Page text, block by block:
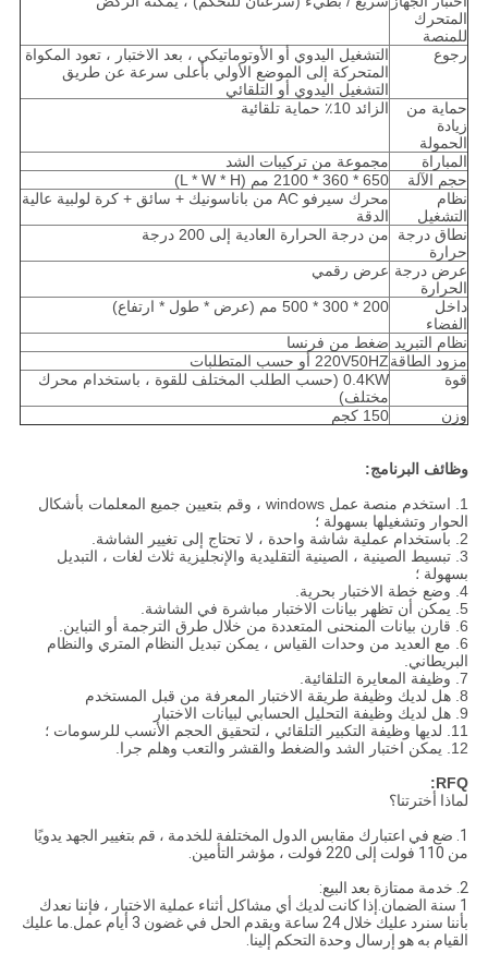
المتحرك
للمنصة
رجوع
التشغيل اليدوي أو الأوتوماتيكي ، بعد الاختبار ، تعود المكواة
المتحركة إلى الموضع الأولي بأعلى سرعة عن طريق
التشغيل اليدوي أو التلقائي
حماية من
زيادة
الحمولة
الزائد 10٪ حماية تلقائية
المباراة
مجموعة من تركيبات الشد
حجم الآلة
650 * 360 * 2100 مم (L * W * H)
نظام
التشغيل
محرك سيرفو AC من باناسونيك + سائق + كرة لولبية عالية
الدقة
نطاق درجة
حرارة
من درجة الحرارة العادية إلى 200 درجة
عرض درجة
الحرارة
عرض رقمي
داخل
الفضاء
200 * 300 * 500 مم (عرض * طول * ارتفاع)
نظام التبريد ضغط من فرنسا
مزود الطاقة220V50HZ أو حسب المتطلبات
قوة
0.4KW (حسب الطلب المختلف للقوة ، باستخدام محرك
مختلف)
وزن
150 كجم
وظائف البرنامج:
1. استخدم منصة عمل windows ، وقم بتعيين جميع المعلمات بأشكال
الحوار وتشغيلها بسهولة ؛
2. باستخدام عملية شاشة واحدة ، لا تحتاج إلى تغيير الشاشة.
3. تبسيط الصينية ، الصينية التقليدية والإنجليزية ثلاث لغات ، التبديل
بسهولة ؛
4. وضع خطة الاختبار بحرية.
5. يمكن أن تظهر بيانات الاختبار مباشرة في الشاشة.
6. قارن بيانات المنحنى المتعددة من خلال طرق الترجمة أو التباين.
6. مع العديد من وحدات القياس ، يمكن تبديل النظام المتري والنظام
البريطاني.
7. وظيفة المعايرة التلقائية.
8. هل لديك وظيفة طريقة الاختبار المعرفة من قبل المستخدم
9. هل لديك وظيفة التحليل الحسابي لبيانات الاختبار
11. لديها وظيفة التكبير التلقائي ، لتحقيق الحجم الأنسب للرسومات ؛
12. يمكن اختبار الشد والضغط والقشر والتعب وهلم جرا.
RFQ:
لماذا أخترتنا؟
1. ضع في اعتبارك مقابس الدول المختلفة للخدمة ، قم بتغيير الجهد يدويًا
من 110 فولت إلى 220 فولت ، مؤشر التأمين.
2. خدمة ممتازة بعد البيع:
1 سنة الضمان.إذا كانت لديك أي مشاكل أثناء عملية الاختبار ، فإننا نعدك
بأننا سنرد عليك خلال 24 ساعة ويقدم الحل في غضون 3 أيام عمل.ما عليك
القيام به هو إرسال وحدة التحكم إلينا.